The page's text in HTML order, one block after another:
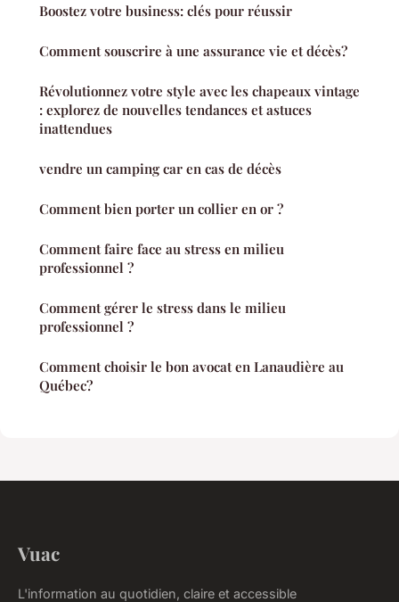
Boostez votre business: clés pour réussir
Comment souscrire à une assurance vie et décès?
Révolutionnez votre style avec les chapeaux vintage
: explorez de nouvelles tendances et astuces
inattendues
vendre un camping car en cas de décès
Comment bien porter un collier en or ?
Comment faire face au stress en milieu
professionnel ?
Comment gérer le stress dans le milieu
professionnel ?
Comment choisir le bon avocat en Lanaudière au
Québec?
Vuac
L'information au quotidien, claire et accessible